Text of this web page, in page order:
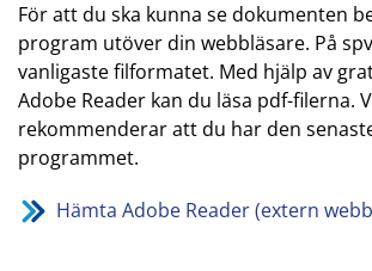
För att du ska kunna se dokumenten
program utöver din webbläsare. På
vanligaste filformatet. Med hjälp av
Adobe Reader kan du läsa pdf-filerna.
rekommenderar att du har den
programmet.
Hämta Adobe Reader (extern